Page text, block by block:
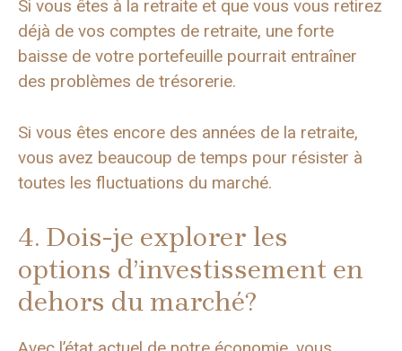
Si vous êtes à la retraite et que vous vous retirez
déjà de vos comptes de retraite, une forte
baisse de votre portefeuille pourrait entraîner
des problèmes de trésorerie.
Si vous êtes encore des années de la retraite,
vous avez beaucoup de temps pour résister à
toutes les fluctuations du marché.
4. Dois-je explorer les
options d’investissement en
dehors du marché?